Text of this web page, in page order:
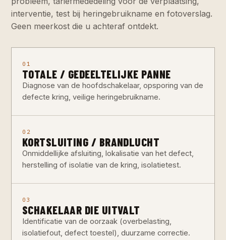
interventie, test bij heringebruikname en fotoverslag.
Geen meerkost die u achteraf ontdekt.
01
TOTALE / GEDEELTELIJKE PANNE
Diagnose van de hoofdschakelaar, opsporing van de
defecte kring, veilige heringebruikname.
02
KORTSLUITING / BRANDLUCHT
Onmiddellijke afsluiting, lokalisatie van het defect,
herstelling of isolatie van de kring, isolatietest.
03
SCHAKELAAR DIE UITVALT
Identificatie van de oorzaak (overbelasting,
isolatiefout, defect toestel), duurzame correctie.